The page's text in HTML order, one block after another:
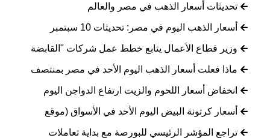
تحديثات أسعار الذهب في مصر والعالم
أسعار الذهب اليوم في مصر: تحديثات 10 سبتمبر
وزير قطاع الأعمال يتابع خطط عمل شركات "القابضة
ماذا فعلت أسعار الذهب اليوم الأحد في مصر بمنتصف
انخفاض أسعار اللحوم والزيت ارتفاع الدواجن اليوم
أسعار كرتونة البيض اليوم الأحد في الأسواق (موقع
تراجع المؤشر الرئيسي للبورصة مع بداية تعاملات